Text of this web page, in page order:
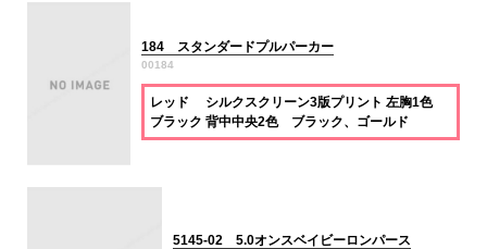
184 スタンダードプルパーカー
00184
レッド シルクスクリーン3版プリント 左胸1色
ブラック 背中中央2色 ブラック、ゴールド
5145-02 5.0オンスベイビーロンパース